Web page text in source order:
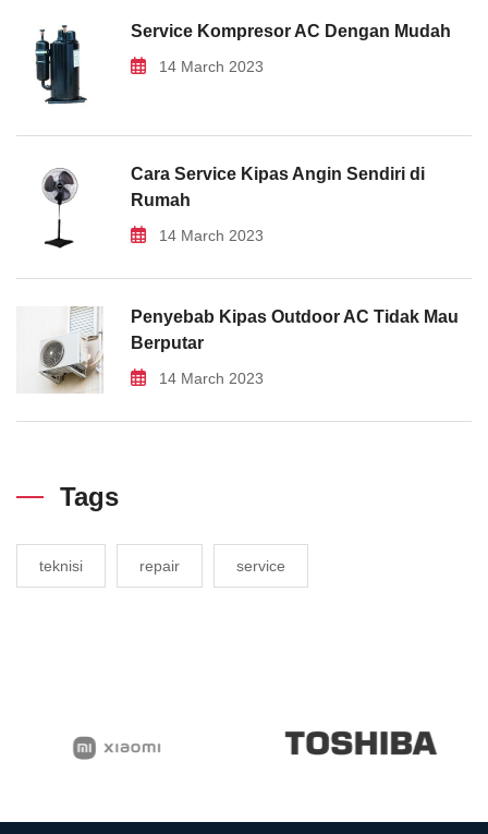
Service Kompresor AC Dengan Mudah
14 March 2023
Cara Service Kipas Angin Sendiri di
Rumah
14 March 2023
Penyebab Kipas Outdoor AC Tidak Mau
Berputar
14 March 2023
Tags
teknisi repair service